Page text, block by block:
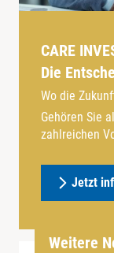
CARE
Die
Wo die
Gehören Sie
zahlreichen
Jetzt
Weitere